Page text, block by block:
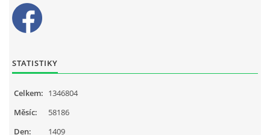
STATISTIKY
Celkem: 1346804
Měsíc:
58186
Den:
1409